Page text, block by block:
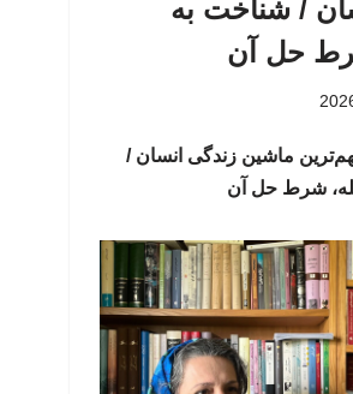
/ شناخت به
حل آن
ماشین زندگی انسان /
شرط حل آن